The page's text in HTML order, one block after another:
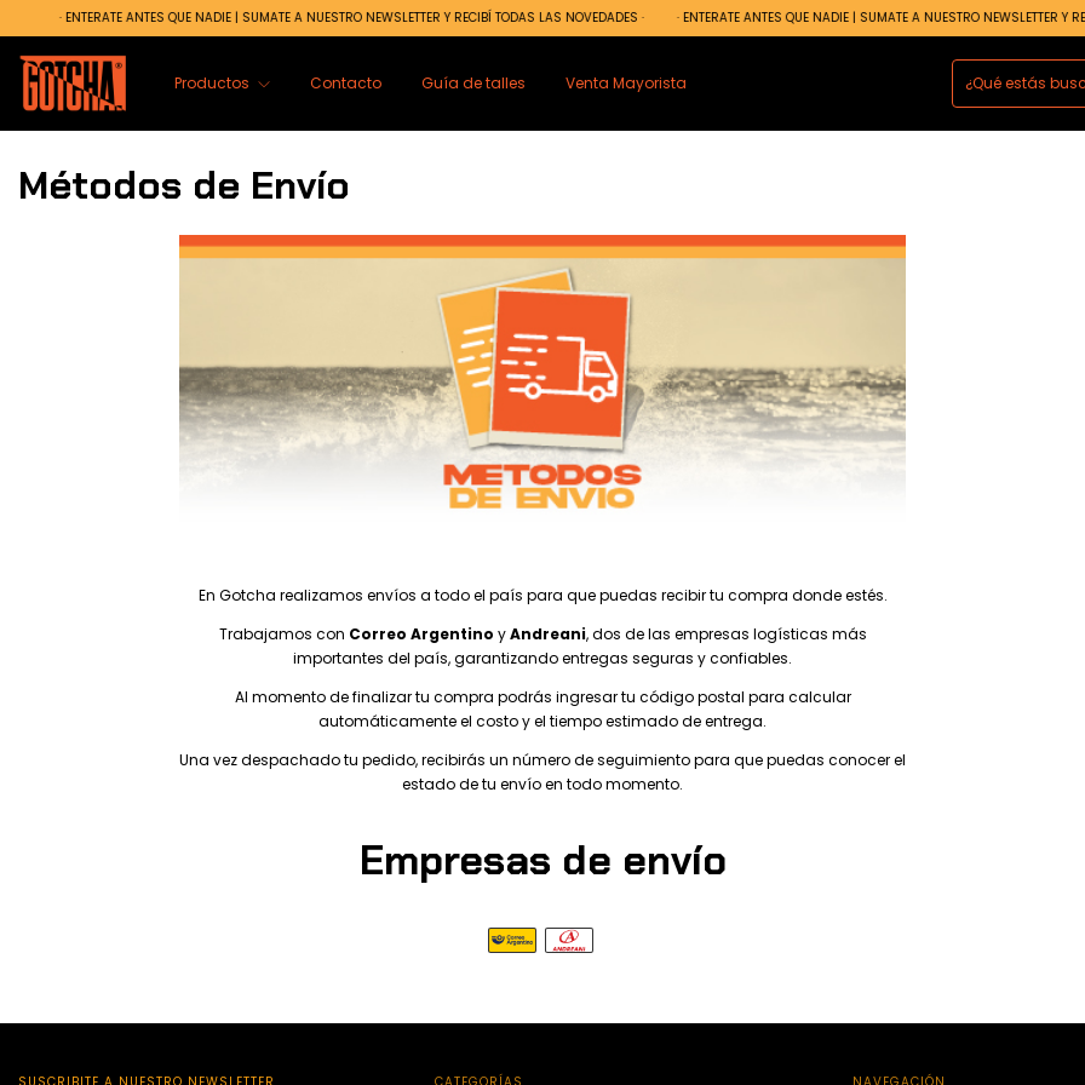
· ENTERATE ANTES QUE NADIE | SUMATE A NUESTRO NEWSLETTER Y RECIBÍ TODAS LAS NOVEDADES · · ENTERATE ANTES QUE NADIE | SUMATE A NUESTRO NEWSLETTER Y
Productos Contacto Guía de talles Venta Mayorista
Métodos de Envío
En Gotcha realizamos envíos a todo el país para que puedas recibir tu compra donde estés.
Trabajamos con Correo Argentino yAndreani, dos de las empresas logísticas más
importantes del país, garantizando entregas seguras y confiables.
Al momento de finalizar tu compra podrás ingresar tu código postal para calcular
automáticamente el costo y el tiempo estimado de entrega.
Una vez despachado tu pedido, recibirás un número de seguimiento para que puedas conocer el
estado de tu envío en todo momento.
Empresas de envío